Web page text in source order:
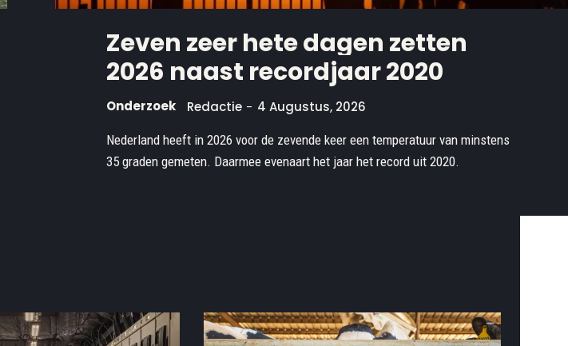
Zeven zeer hete dagen zetten
2026 naast recordjaar 2020
Onderzoek Redactie - 4 Augustus, 2026
Nederland heeft in 2026 voor de zevende keer een temperatuur van minstens
35 graden gemeten. Daarmee evenaart het jaar het record uit 2020.